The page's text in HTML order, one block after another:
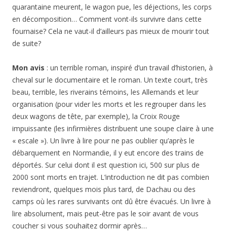
quarantaine meurent, le wagon pue, les déjections, les corps
en décomposition… Comment vont-ils survivre dans cette
fournaise? Cela ne vaut-il d’ailleurs pas mieux de mourir tout
de suite?
Mon avis : un terrible roman, inspiré d’un travail d’historien, à
cheval sur le documentaire et le roman. Un texte court, très
beau, terrible, les riverains témoins, les Allemands et leur
organisation (pour vider les morts et les regrouper dans les
deux wagons de tête, par exemple), la Croix Rouge
impuissante (les infirmières distribuent une soupe claire à une
« escale »). Un livre à lire pour ne pas oublier qu’après le
débarquement en Normandie, il y eut encore des trains de
déportés. Sur celui dont il est question ici, 500 sur plus de
2000 sont morts en trajet. L’introduction ne dit pas combien
reviendront, quelques mois plus tard, de Dachau ou des
camps où les rares survivants ont dû être évacués. Un livre à
lire absolument, mais peut-être pas le soir avant de vous
coucher si vous souhaitez dormir après…